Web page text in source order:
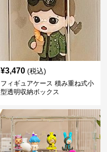
¥3,470 (税込)
フィギュアケース 積み重ね式小
型透明収納ボックス